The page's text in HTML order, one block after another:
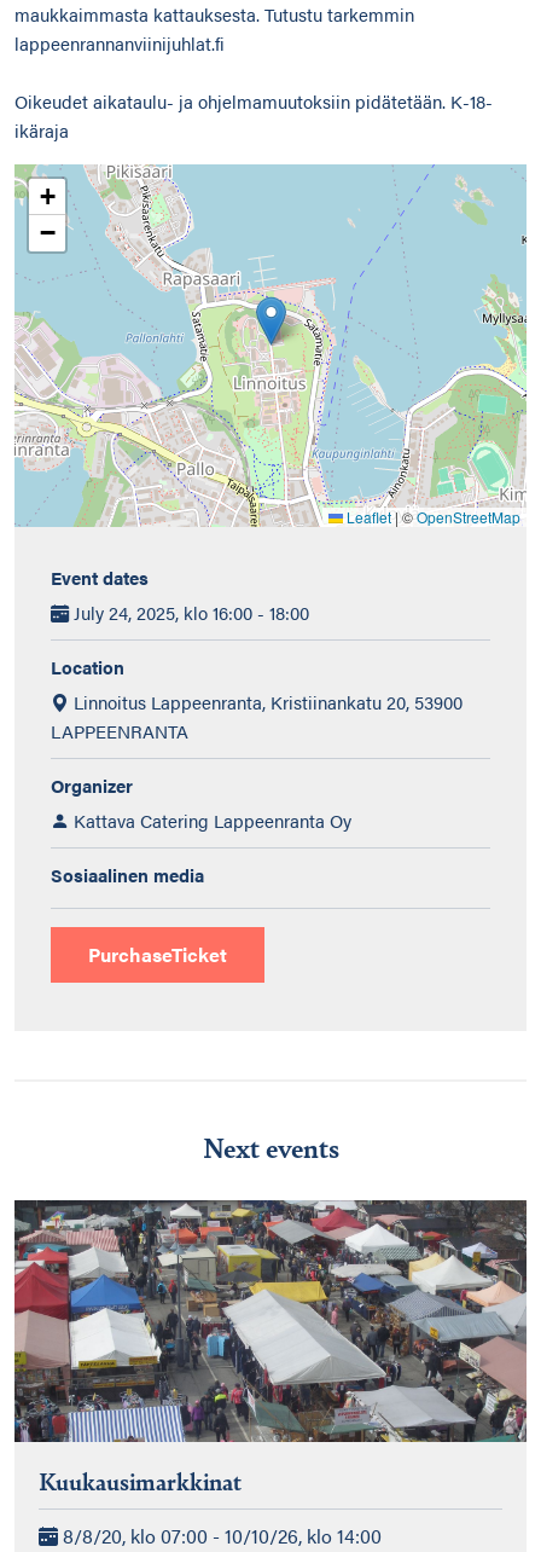
maukkaimmasta kattauksesta. Tutustu tarkemmin
lappeenrannanviinijuhlat.fi
Oikeudet aikataulu- ja ohjelmamuutoksiin pidätetään. K-18-
ikäraja
+
−
Leaflet|©OpenStreetMap
Event dates
July 24, 2025, klo 16:00 - 18:00
Location
Linnoitus Lappeenranta, Kristiinankatu 20, 53900
LAPPEENRANTA
Organizer
Kattava Catering Lappeenranta Oy
Sosiaalinen media
PurchaseTicket
Next events
Kuukausimarkkinat
8/8/20, klo 07:00 - 10/10/26, klo 14:00